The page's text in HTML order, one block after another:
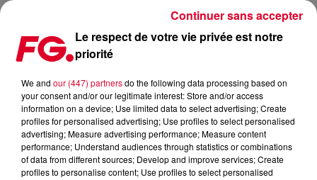
BREAKBOT SORT SON EP
Publié : 1er octobre 2018 à 11h30 par La rédaction
Le respect de votre vie privée est notre
priorité
We and our (447) partnersdo the following data processing based on
your consent and/or our legitimate interest: Store and/or access
information on a device; Use limited data to select advertising; Create
profiles for personalised advertising; Use profiles to select personalised
advertising; Measure advertising performance; Measure content
performance; Understand audiences through statistics or combinations
of data from different sources; Develop and improve services; Create
profiles to personalise content; Use profiles to select personalised
Continuer sans accepter